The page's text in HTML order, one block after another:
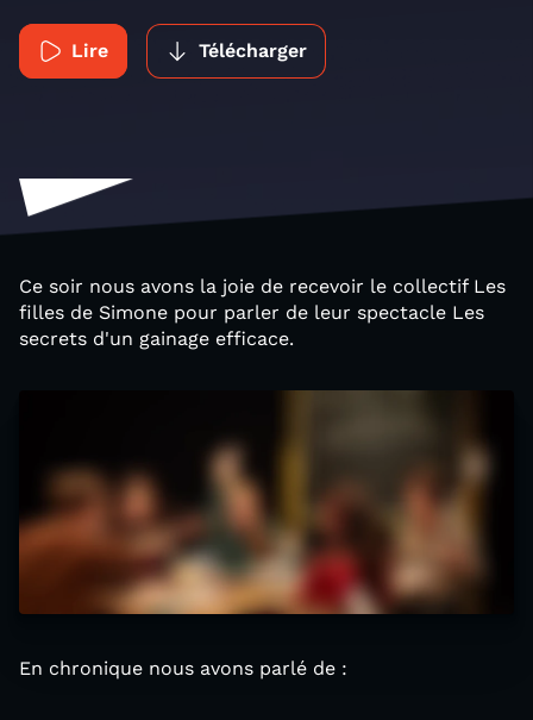
Lire Télécharger
Ce soir nous avons la joie de recevoir le collectif Les
filles de Simone pour parler de leur spectacle Les
secrets d'un gainage efficace.
En chronique nous avons parlé de :